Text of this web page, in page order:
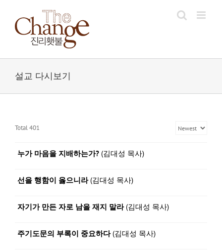
content
설교 다시보기
Total 401
누가 마음을 지배하는가? (김대성 목사)
선을 행함이 옳으니라(김대성 목사)
자기가 만든 자로 남을 재지 말라(김대성 목사)
주기도문의 부록이 중요하다(김대성 목사)